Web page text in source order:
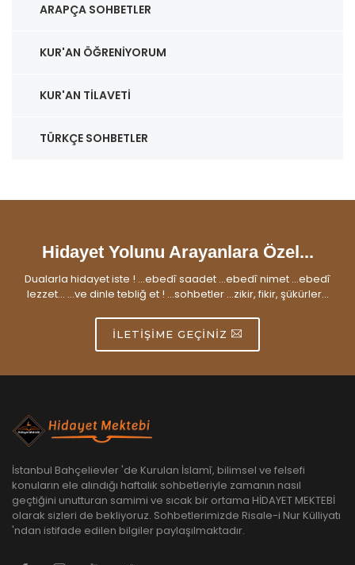
ARAPÇA SOHBETLER
KUR'AN ÖĞRENIYORUM
KUR'AN TILAVETI
TÜRKÇE SOHBETLER
Hidayet Yolunu Arayanlara Özel...
Dualarla hidayet iste ! ...ebedî saadet ...ebedî nimet ...ebedî
lezzet... ...ve dinle tebliğ et ! ...sohbetler ...zikir, fikir, şükürler...
İLETIŞIME GEÇINIZ
İstanbul Bahçelievler 'de Kurulan İslamî, bilimsel ve felsefi
konuların ele alındığı haftalık sohbetleriyle zamanın nasıl
geçtiğini unutturan samimi ve sıcak bir ortama HİDAYET MEKTEBİ
olarak sizleri de bekliyoruz. Sohbetlerimizde Risale-i Nur Külliyatı
'ndan istifade edilen bilgiler paylaşılmaktadır.